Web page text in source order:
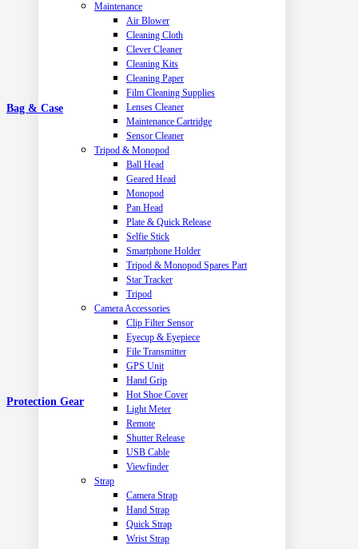
Maintenance
Air Blower
Cleaning Cloth
Clever Cleaner
Cleaning Kits
Cleaning Paper
Film Cleaning Supplies
Lenses Cleaner
Maintenance Cartridge
Sensor Cleaner
Tripod & Monopod
Ball Head
Geared Head
Monopod
Pan Head
Plate & Quick Release
Selfie Stick
Smartphone Holder
Tripod & Monopod Spares Part
Star Tracker
Tripod
Camera Accessories
Clip Filter Sensor
Eyecup & Eyepiece
File Transmitter
GPS Unit
Hand Grip
Hot Shoe Cover
Light Meter
Remote
Shutter Release
USB Cable
Viewfinder
Strap
Camera Strap
Hand Strap
Quick Strap
Wrist Strap
Bag & Case
Protection Gear